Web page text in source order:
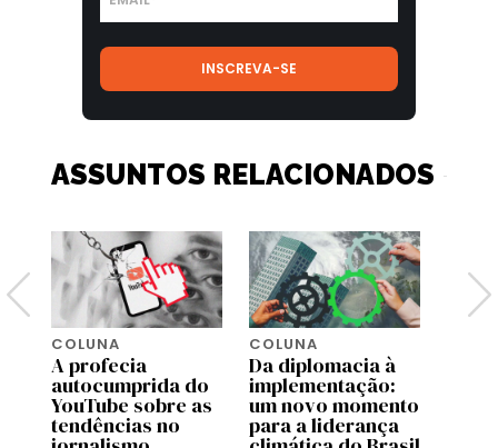
ASSUNTOS RELACIONADOS
COLUNA
A profecia
autocumprida do
YouTube sobre as
tendências no
COLUNA
Da diplomacia à
implementação:
um novo momento
para a liderança